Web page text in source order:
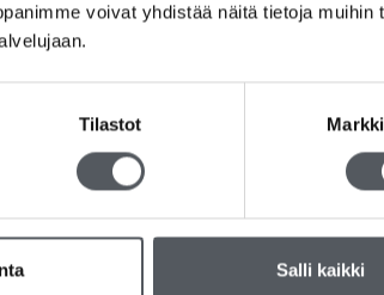
voivat yhdistää näitä tietoja muihin
Tilastot
Salli kaikki
ensikuidusta. Ensikuidun käyttö takaa
Plus -arkki on mitoiltaan suuri ja pyyhit
kokonsa ansiosta mahtuu ahtaampaankin